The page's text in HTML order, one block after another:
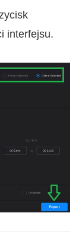
interfejsu.